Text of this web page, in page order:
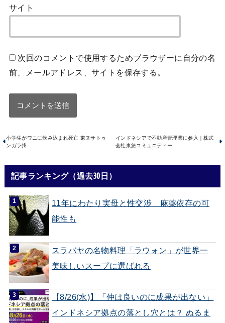
サイト
次回のコメントで使用するためブラウザーに自分の名
前、メールアドレス、サイトを保存する。
小学生がワニに飲み込まれ死亡 東ヌサトゥ
ンガラ州
インドネシアで不動産管理業に参入｜株式
会社東急コミュニティー
記事ランキング（過去30日）
11年にわたり実母と性交渉 麻薬依存の可
能性も
スラバヤの名物料理「ラウォン」が世界一
美味しいスープに選ばれる
【8/26(水)】「仲は良いのに成果が出ない」
インドネシア拠点の落とし穴とは？ ぬるま